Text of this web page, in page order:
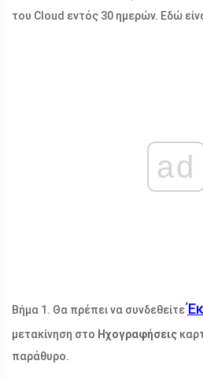
του Cloud εντός 30 ημερών. Εδώ
ad
Βήμα 1. Θα πρέπει να συνδεθείτε
μετακίνηση στο Ηχογραφήσεις
παράθυρο.